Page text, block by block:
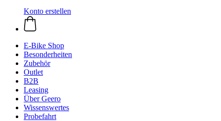
Konto erstellen
E-Bike Shop
Besonderheiten
Zubehör
Outlet
B2B
Leasing
Über Geero
Wissenswertes
Probefahrt